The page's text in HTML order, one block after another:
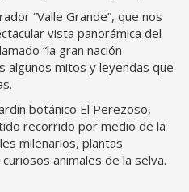
“Valle Grande”, que nos
vista panorámica del
“la gran nación
algunos mitos y leyendas que
botánico El Perezoso,
recorrido por medio de la
milenarios, plantas
animales de la selva.